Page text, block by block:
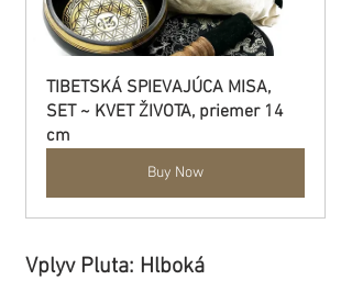
TIBETSKÁ SPIEVAJÚCA MISA,
SET ~ KVET ŽIVOTA, priemer 14
cm
Buy Now
Vplyv Pluta: Hlboká